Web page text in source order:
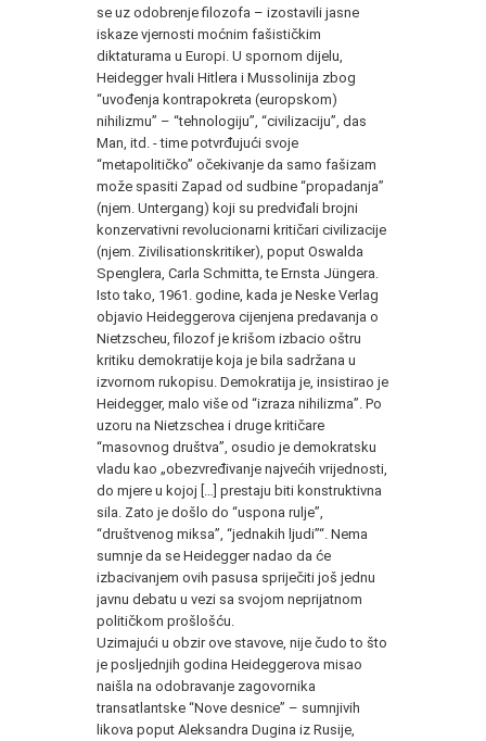
se uz odobrenje filozofa – izostavili jasne
iskaze vjernosti moćnim fašističkim
diktaturama u Europi. U spornom dijelu,
Heidegger hvali Hitlera i Mussolinija zbog
“uvođenja kontrapokreta (europskom)
nihilizmu” – “tehnologiju”, “civilizaciju”, das
Man, itd. - time potvrđujući svoje
“metapolitičko” očekivanje da samo fašizam
može spasiti Zapad od sudbine “propadanja”
(njem. Untergang) koji su predviđali brojni
konzervativni revolucionarni kritičari civilizacije
(njem. Zivilisationskritiker), poput Oswalda
Spenglera, Carla Schmitta, te Ernsta Jüngera.
Isto tako, 1961. godine, kada je Neske Verlag
objavio Heideggerova cijenjena predavanja o
Nietzscheu, filozof je krišom izbacio oštru
kritiku demokratije koja je bila sadržana u
izvornom rukopisu. Demokratija je, insistirao je
Heidegger, malo više od “izraza nihilizma”. Po
uzoru na Nietzschea i druge kritičare
“masovnog društva”, osudio je demokratsku
vladu kao „obezvređivanje najvećih vrijednosti,
do mjere u kojoj […] prestaju biti konstruktivna
sila. Zato je došlo do “uspona rulje”,
“društvenog miksa”, “jednakih ljudi”“. Nema
sumnje da se Heidegger nadao da će
izbacivanjem ovih pasusa spriječiti još jednu
javnu debatu u vezi sa svojom neprijatnom
političkom prošlošću.
Uzimajući u obzir ove stavove, nije čudo to što
je posljednjih godina Heideggerova misao
naišla na odobravanje zagovornika
transatlantske “Nove desnice” – sumnjivih
likova poput Aleksandra Dugina iz Rusije,